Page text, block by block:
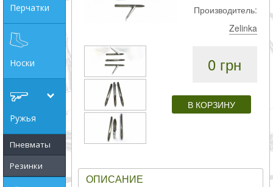
Все
слова
Производитель
_JSHOP_SEARCH_COINS
Перчатки
Носки
Ружья
Пневматы
Резинки
Производитель:
Zelinka
0 грн
ОПИСАНИЕ